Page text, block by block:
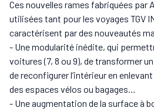
Ces nouvelles rames fabriquées par
utilisées tant pour les voyages TGV
caractérisent par des nouveautés
- Une modularité inédite, qui
voitures (7, 8 ou 9), de transformer
de reconfigurer l’intérieur en
des espaces vélos ou bagages…
- Une augmentation de la surface à